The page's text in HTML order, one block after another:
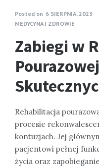
Posted on 6 SIERPNIA, 2023
MEDYCYNA I ZDROWIE
Zabiegi w
Rehabilitacja
procesie
kontuzjach. Jej
pacjentowi pełnej
życia oraz